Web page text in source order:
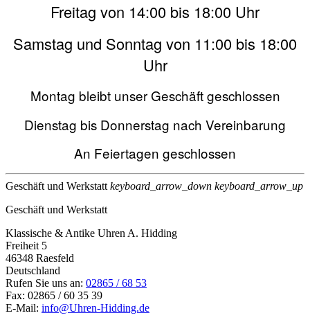
Freitag von 14:00 bis 18:00 Uhr
Samstag und Sonntag von 11:00 bis 18:00
Uhr
Montag bleibt unser Geschäft geschlossen
Dienstag bis Donnerstag nach Vereinbarung
An Feiertagen geschlossen
Geschäft und Werkstatt keyboard_arrow_down keyboard_arrow_up
Geschäft und Werkstatt
Klassische & Antike Uhren A. Hidding
Freiheit 5
46348 Raesfeld
Deutschland
Rufen Sie uns an: 02865 / 68 53
Fax: 02865 / 60 35 39
E-Mail: info@Uhren-Hidding.de